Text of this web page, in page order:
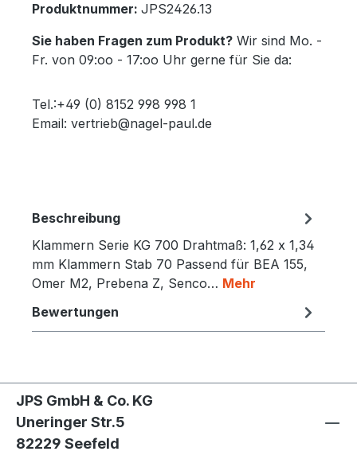
Produktnummer: JPS2426.13
Sie haben Fragen zum Produkt? Wir sind Mo. -
Fr. von 09:oo - 17:oo Uhr gerne für Sie da:
Tel.:+49 (0) 8152 998 998 1
Email: vertrieb@nagel-paul.de
Beschreibung
Klammern Serie KG 700 Drahtmaß: 1,62 x 1,34
mm Klammern Stab 70 Passend für BEA 155,
Omer M2, Prebena Z, Senco… Mehr
Bewertungen
JPS GmbH & Co. KG
Uneringer Str.5
82229 Seefeld